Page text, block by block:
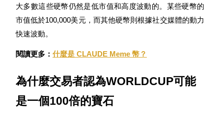
註冊&交易贏 500,000 USDT
貴金屬財富季 · 交易巔峰賽
大多數這些硬幣仍然是低市值和高度波動的。某些硬幣的
市值低於100,000美元，而其他硬幣則根據社交媒體的動力
快速波動。
閱讀更多： 什麼是 CLAUDE Meme 幣？
為什麼交易者認為WORLDCUP可能
是一個100倍的寶石